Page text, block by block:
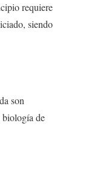
requiere
siendo
son
biología de